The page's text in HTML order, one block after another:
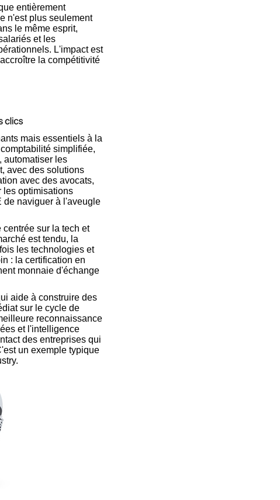
entièrement
n'est plus seulement
le même esprit,
et les
L'impact est
la compétitivité
mais essentiels à la
simplifiée,
automatiser les
avec des solutions
avec des avocats,
les optimisations
de naviguer à l'aveugle
sur la tech et
est tendu, la
les technologies et
: la certification en
monnaie d'échange
aide à construire des
sur le cycle de
reconnaissance
et l'intelligence
des entreprises qui
un exemple typique